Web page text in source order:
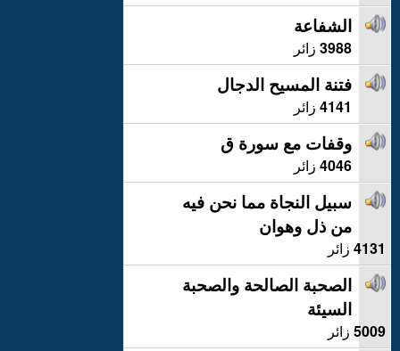
الشفاعة
3988 زائر
فتنة المسيح الدجال
4141 زائر
وقفات مع سورة ق
4046 زائر
سبيل النجاة مما نحن فيه
من ذل وهوان
4131 زائر
الصحبة الصالحة والصحبة
السيئة
5009 زائر